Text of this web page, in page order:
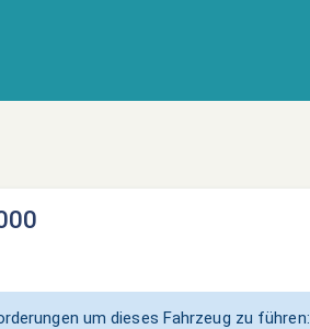
um dieses Fahrzeug zu führen: